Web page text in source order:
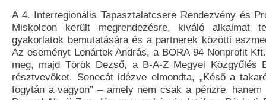
A 4. Interregionális Tapasztalatcsere Rendezvény és
Miskolcon került megrendezésre, kiváló alkalmat
gyakorlatok bemutatására és a partnerek közötti
Az eseményt Lenártek András, a BORA 94 Nonprofit
meg, majd Török Dezső, a B-A-Z Megyei Közgyűlés
résztvevőket. Senecát idézve elmondta, „Késő a
fogytán a vagyon” – amely nem csak a pénzre,